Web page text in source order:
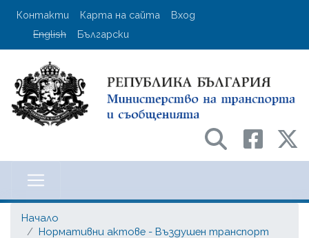
Премини
User account menu
Контакти Карта на сайта
Вход
English
Български
на транспорта
Начало
Нормативни актове - Въздушен транспорт